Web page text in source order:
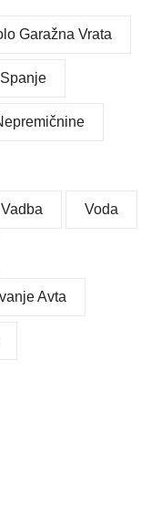
Garažna Vrata
Spanje
Vadba Voda
Avta